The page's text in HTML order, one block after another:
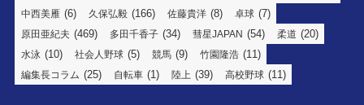
中西美雁 (6) 久保弘毅 (166) 佐藤貴洋 (8) 卓球 (7)
原田亜紀夫 (469) 多田千香子 (34) 彗星JAPAN (54) 柔道 (20)
水泳 (10) 社会人野球 (5) 競馬 (9) 竹園隆浩 (11)
編集長コラム (25) 自転車 (1) 陸上 (39) 高校野球 (11)